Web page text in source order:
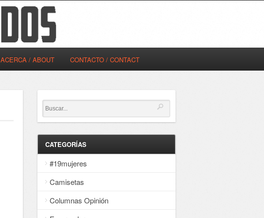
ACERCA / ABOUT CONTACTO / CONTACT
CATEGORÍAS
#19mujeres
Camisetas
Columnas Opinión